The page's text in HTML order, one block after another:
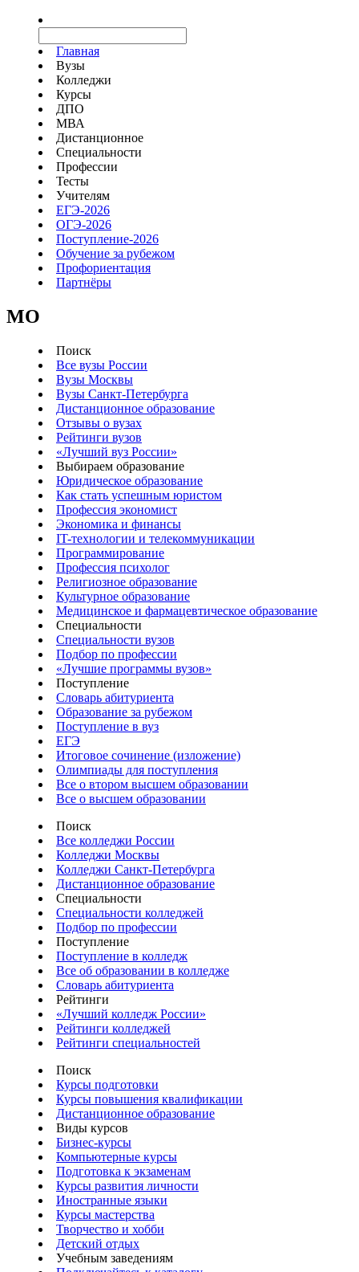
Главная
Вузы
Колледжи
Курсы
ДПО
МВА
Дистанционное
Специальности
Профессии
Тесты
Учителям
ЕГЭ-2026
ОГЭ-2026
Поступление-2026
Обучение за рубежом
Профориентация
Партнёры
MO
Поиск
Все вузы России
Вузы Москвы
Вузы Санкт-Петербурга
Дистанционное образование
Отзывы о вузах
Рейтинги вузов
«Лучший вуз России»
Выбираем образование
Юридическое образование
Как стать успешным юристом
Профессия экономист
Экономика и финансы
IT-технологии и телекоммуникации
Программирование
Профессия психолог
Религиозное образование
Культурное образование
Медицинское и фармацевтическое образование
Специальности
Специальности вузов
Подбор по профессии
«Лучшие программы вузов»
Поступление
Словарь абитуриента
Образование за рубежом
Поступление в вуз
ЕГЭ
Итоговое сочинение (изложение)
Олимпиады для поступления
Все о втором высшем образовании
Все о высшем образовании
Поиск
Все колледжи России
Колледжи Москвы
Колледжи Санкт-Петербурга
Дистанционное образование
Специальности
Специальности колледжей
Подбор по профессии
Поступление
Поступление в колледж
Все об образовании в колледже
Словарь абитуриента
Рейтинги
«Лучший колледж России»
Рейтинги колледжей
Рейтинги специальностей
Поиск
Курсы подготовки
Курсы повышения квалификации
Дистанционное образование
Виды курсов
Бизнес-курсы
Компьютерные курсы
Подготовка к экзаменам
Курсы развития личности
Иностранные языки
Курсы мастерства
Творчество и хобби
Детский отдых
Учебным заведениям